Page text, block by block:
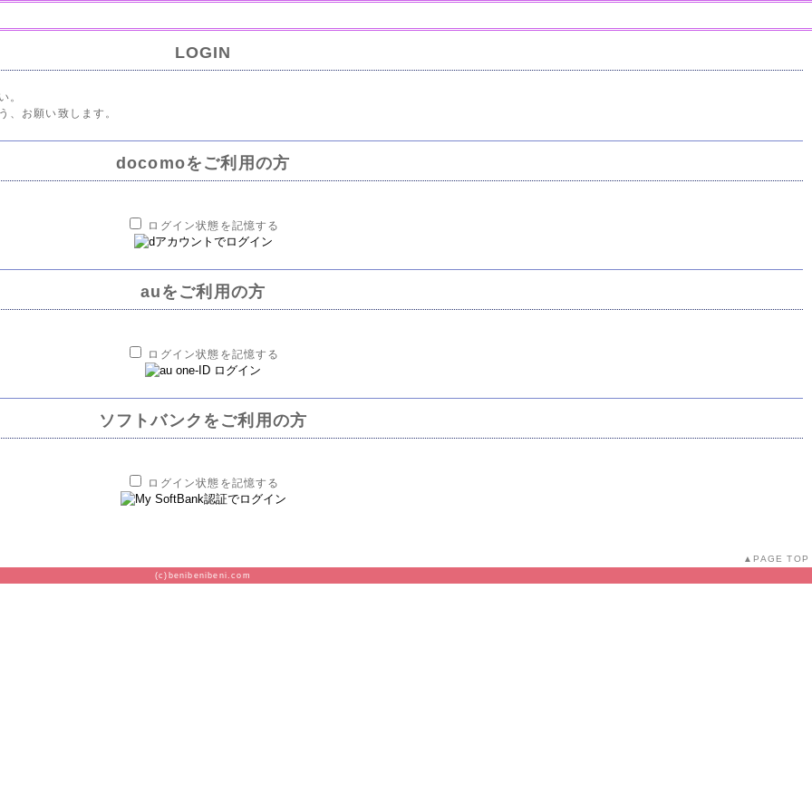
LOGIN
。
、お願い致します。
docomoをご利用の方
ログイン状態を記憶する
auをご利用の方
ログイン状態を記憶する
ソフトバンクをご利用の方
ログイン状態を記憶する
PAGE TOP
(c)benibenibeni.com